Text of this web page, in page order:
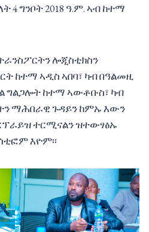
ግንቦት 2018 ዓ.ም. ኣብ ከተማ
ሎጂስቲክስን
ከተማ ኣዲስ ኣበባ፣ ካብ በዓልመዚ
ግልጋሎት ከተማ ኣውቶቡስ፣ ካብ
ማሕበራዊ ጉዳይን ከምኡ እውን
ተርሚናልን ዝተውፃፅኡ
እዮም፡፡